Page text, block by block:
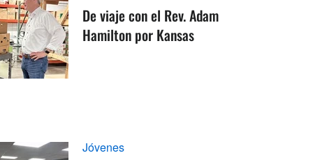
De viaje con el Rev. Adam
Hamilton por Kansas
Jóvenes